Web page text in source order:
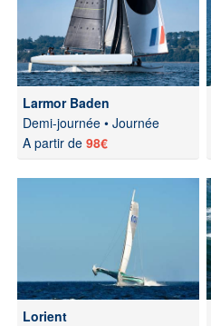
Larmor Baden
Demi-journée • Journée
A partir de 98€
Lorient